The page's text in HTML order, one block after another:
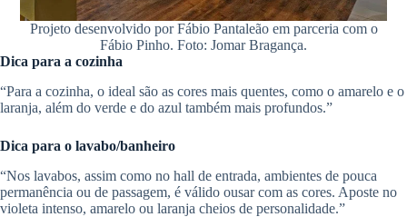
Projeto desenvolvido por Fábio Pantaleão em parceria com o
Fábio Pinho. Foto: Jomar Bragança.
Dica para a cozinha
“Para a cozinha, o ideal são as cores mais quentes, como o amarelo e o
laranja, além do verde e do azul também mais profundos.”
Dica para o lavabo/banheiro
“Nos lavabos, assim como no hall de entrada, ambientes de pouca
permanência ou de passagem, é válido ousar com as cores. Aposte no
violeta intenso, amarelo ou laranja cheios de personalidade.”